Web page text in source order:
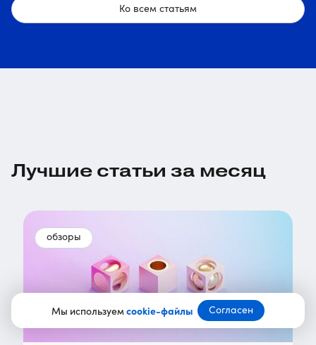
Мы используемcookie-файлы Согласен
Ко всем статьям
Лучшие статьи за месяц
обзоры